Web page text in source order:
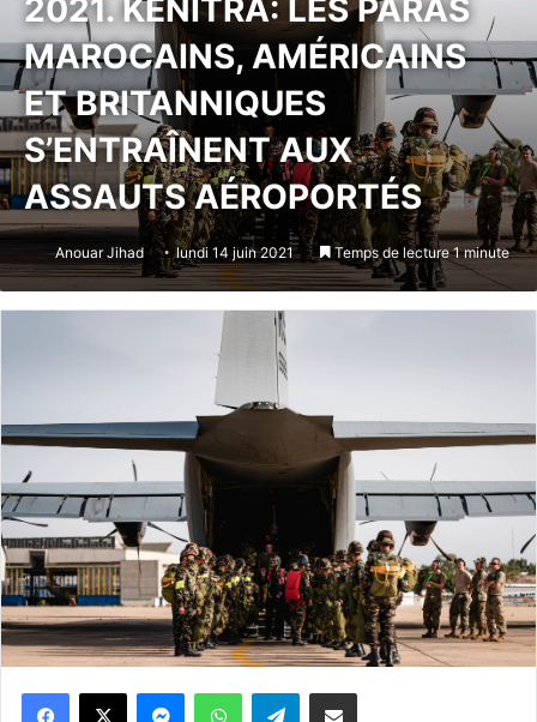
2021. KÉNITRA: LES PARAS
MAROCAINS, AMÉRICAINS
ET BRITANNIQUES
S’ENTRAÎNENT AUX
ASSAUTS AÉROPORTÉS
Anouar Jihad lundi 14 juin 2021 Temps de lecture 1 minute
WhatsApp Telegram